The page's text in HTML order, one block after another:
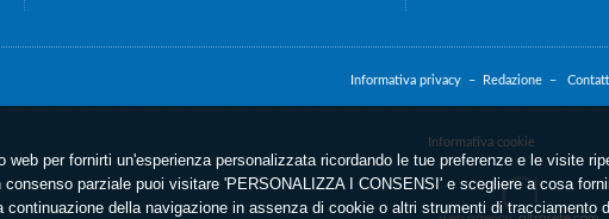
Informativa privacy – Redazione –
Informativa cookie
web per fornirti un'esperienza personalizzata ricordando le tue preferenze e le visite
consenso parziale puoi visitare 'PERSONALIZZA I CONSENSI' e scegliere a cosa
continuazione della navigazione in assenza di cookie o altri strumenti di